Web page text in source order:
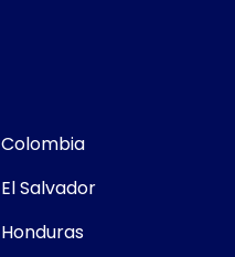
Colombia
El Salvador
Honduras